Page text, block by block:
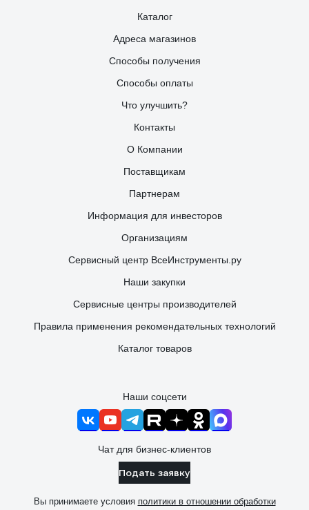
Каталог
Адреса магазинов
Способы получения
Способы оплаты
Что улучшить?
Контакты
О Компании
Поставщикам
Партнерам
Информация для инвесторов
Организациям
Сервисный центр ВсеИнструменты.ру
Наши закупки
Сервисные центры производителей
Правила применения рекомендательных технологий
Каталог товаров
Наши соцсети
Чат для бизнес-клиентов
Подать заявку
Вы принимаете условия политики в отношении обработки